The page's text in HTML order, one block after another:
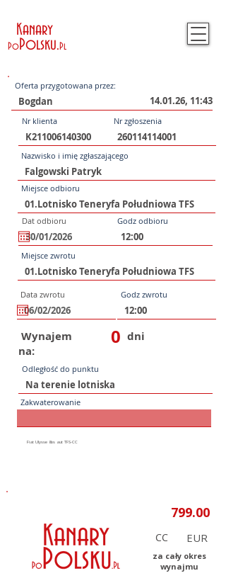
Kanary
PoPolsku.Pl
Oferta przygotowana przez:
14.01.26, 11:43
Nr klienta Nr zgłoszenia
Nazwisko i imię zgłaszającego
Miejsce odbioru
Dat odbioru Godz odbioru
Miejsce zwrotu
Data zwrotu Godz zwrotu
Wynajem
na:
0 dni
Odległość do punktu
Zakwaterowanie
CC
za cały okres
wynajmu